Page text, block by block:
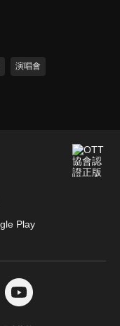
演唱會